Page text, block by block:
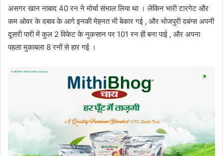
असगर खान नाबाद 40 रन ने मोर्चा संभाल लिया था । लेकिन भारी टारगेट और
कम ओवर के दबाव के आगे इनकी मेहनत भी बेकार गई , और भोजपुरी दबंग्स अपनी
दूसरी पारी में कुल 2 विकेट के नुकसान पर 101 रन ही बना पाई , और अपना
पहला मुकाबला 8 रनों से हार गई ।